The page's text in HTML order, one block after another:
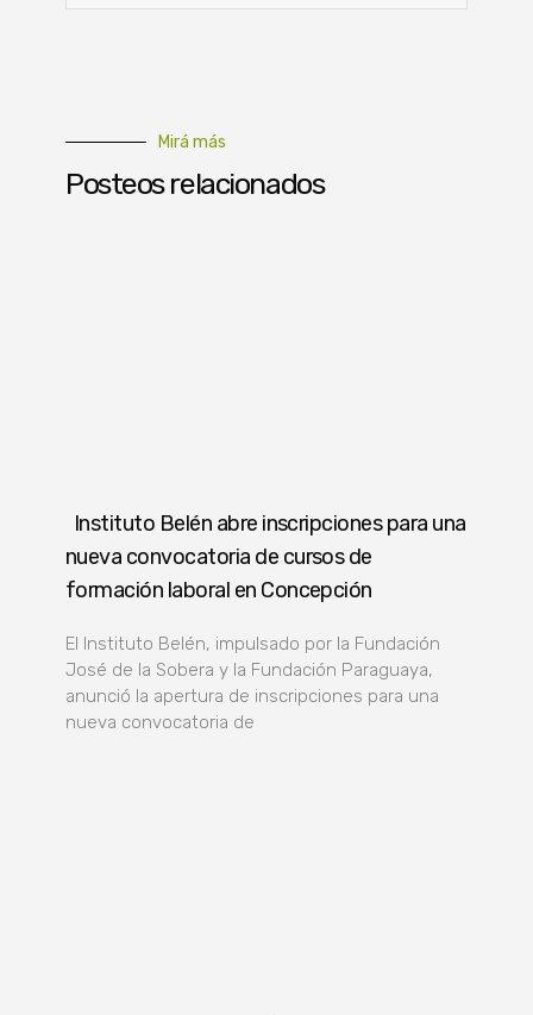
Mirá más
Posteos relacionados
Instituto Belén abre inscripciones para una
nueva convocatoria de cursos de
formación laboral en Concepción
El Instituto Belén, impulsado por la Fundación
José de la Sobera y la Fundación Paraguaya,
anunció la apertura de inscripciones para una
nueva convocatoria de